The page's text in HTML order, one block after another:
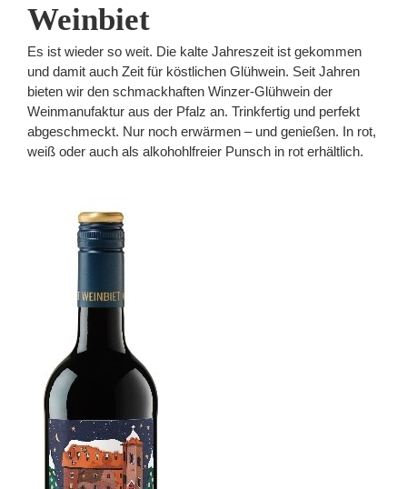
Weinbiet
Es ist wieder so weit. Die kalte Jahreszeit ist gekommen
und damit auch Zeit für köstlichen Glühwein. Seit Jahren
bieten wir den schmackhaften Winzer-Glühwein der
Weinmanufaktur aus der Pfalz an. Trinkfertig und perfekt
abgeschmeckt. Nur noch erwärmen – und genießen. In rot,
weiß oder auch als alkohohlfreier Punsch in rot erhältlich.